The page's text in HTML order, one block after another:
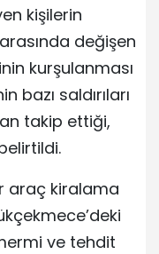
kişilerin
değişen
kurşulanması
bazı saldırıları
takip ettiği,
araç kiralama
ve tehdit